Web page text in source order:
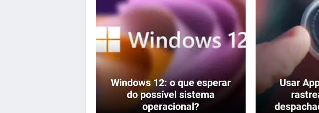
Windows 12: o que esperar
do possível sistema
operacional?
Usar